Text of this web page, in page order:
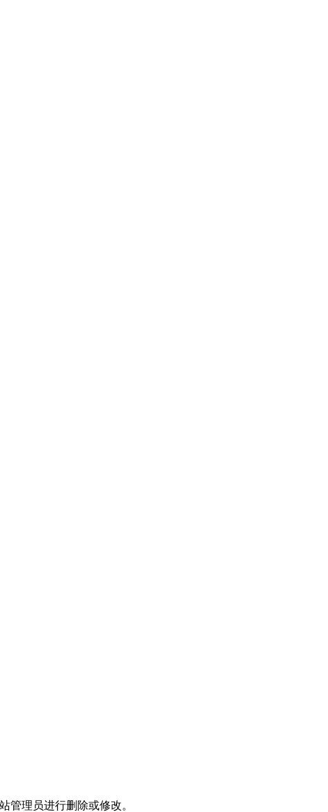
管理员进行删除或修改。